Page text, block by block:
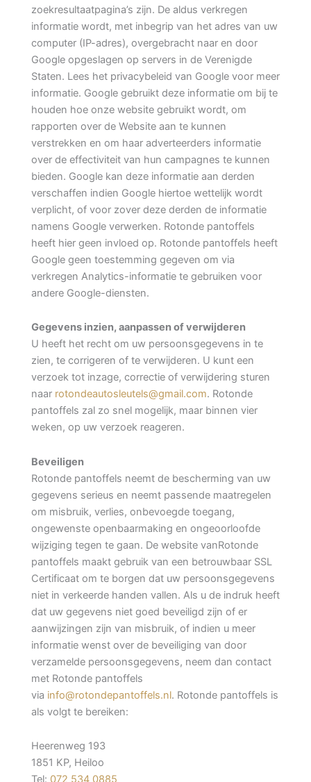
zoekresultaatpagina’s zijn. De aldus verkregen
informatie wordt, met inbegrip van het adres van uw
computer (IP-adres), overgebracht naar en door
Google opgeslagen op servers in de Verenigde
Staten. Lees het privacybeleid van Google voor meer
informatie. Google gebruikt deze informatie om bij te
houden hoe onze website gebruikt wordt, om
rapporten over de Website aan te kunnen
verstrekken en om haar adverteerders informatie
over de effectiviteit van hun campagnes te kunnen
bieden. Google kan deze informatie aan derden
verschaffen indien Google hiertoe wettelijk wordt
verplicht, of voor zover deze derden de informatie
namens Google verwerken. Rotonde pantoffels
heeft hier geen invloed op. Rotonde pantoffels heeft
Google geen toestemming gegeven om via
verkregen Analytics-informatie te gebruiken voor
andere Google-diensten.
Gegevens inzien, aanpassen of verwijderen
U heeft het recht om uw persoonsgegevens in te
zien, te corrigeren of te verwijderen. U kunt een
verzoek tot inzage, correctie of verwijdering sturen
naar rotondeautosleutels@gmail.com. Rotonde
pantoffels zal zo snel mogelijk, maar binnen vier
weken, op uw verzoek reageren.
Beveiligen
Rotonde pantoffels neemt de bescherming van uw
gegevens serieus en neemt passende maatregelen
om misbruik, verlies, onbevoegde toegang,
ongewenste openbaarmaking en ongeoorloofde
wijziging tegen te gaan. De website vanRotonde
pantoffels maakt gebruik van een betrouwbaar SSL
Certificaat om te borgen dat uw persoonsgegevens
niet in verkeerde handen vallen. Als u de indruk heeft
dat uw gegevens niet goed beveiligd zijn of er
aanwijzingen zijn van misbruik, of indien u meer
informatie wenst over de beveiliging van door
verzamelde persoonsgegevens, neem dan contact
met Rotonde pantoffels
via info@rotondepantoffels.nl. Rotonde pantoffels is
als volgt te bereiken:
Heerenweg 193
1851 KP, Heiloo
Tel: 072 534 0885